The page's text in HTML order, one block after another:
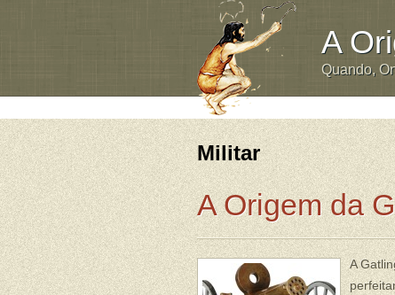
A
Quando,
Militar
A Origem da
A